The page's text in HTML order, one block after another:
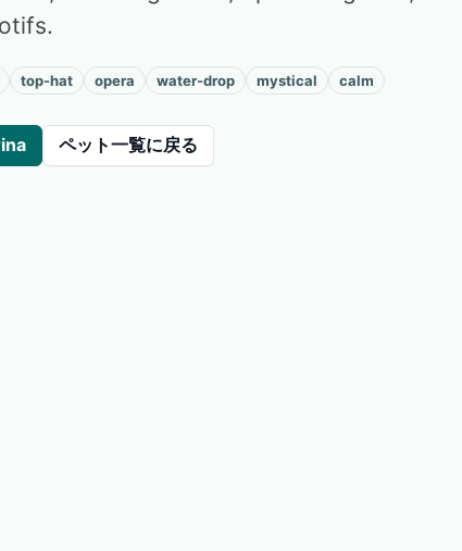
top-hat opera water-drop mystical calm
ペット一覧に戻る